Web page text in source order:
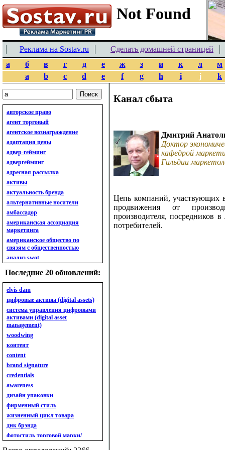
Реклама на Sostav.ru
Сделать домашней страницей
а
б в г д е ж з и к л
м
a
b c d e f g h i j k
авторское право
агент торговый
агентское вознаграждение
адаптация цены
адвер-гейминг
адвергейминг
адресная рассылка
активы
актуальность бренда
альтернативные носители
амбассадор
американская ассоциация
маркетинга
американское общество по
связям с общественностью
анализ swot
анализ бизнес-портфеля
анализ имиджа
анализ кластерный
анализ конкурентов
анализ кросс-культурных
особенностей
анализ мак кинси «7s»
анализ макросистемы
анализ маркетинговый
анализ рынка
анализ ситуационный
анализ экспертный
индивидуальный
анкета
ассортимент
ассортимент товарный.
планирование товарного
ассортимента
ассортимент. глубина
Последние 20 обновлений:
elvis dam
цифровые активы (digital assets)
система управления цифровыми
активами (digital asset
management)
woodwing
контент
content
brand signature
credentials
awareness
дизайн упаковки
фирменный стиль
жизненный цикл товара
днк брэнда
фотостиль торговой марки/
линейки продукции
Канал сбыта
Дмитрий
Доктор
кафедрой
Гильдии
Цепь компаний, участвующих
продвижения от
производителя, посредников
потребителей.